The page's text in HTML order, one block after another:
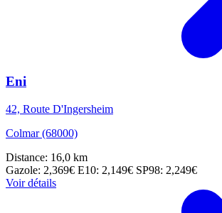
Eni
42, Route D'Ingersheim
Colmar (68000)
Distance: 16,0 km
Gazole: 2,369€ E10: 2,149€ SP98: 2,249€
Voir détails